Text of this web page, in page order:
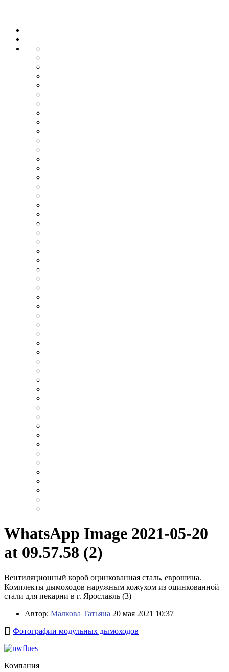
WhatsApp Image 2021-05-20
at 09.57.58 (2)
Вентиляционный короб оцинкованная сталь, еврошина.
Комплекты дымоходов наружным кожухом из оцинкованной
стали для пекарни в г. Ярославль (3)
Автор: Малкова Татьяна 20 мая 2021 10:37
Фотографии модульных дымоходов
Компания